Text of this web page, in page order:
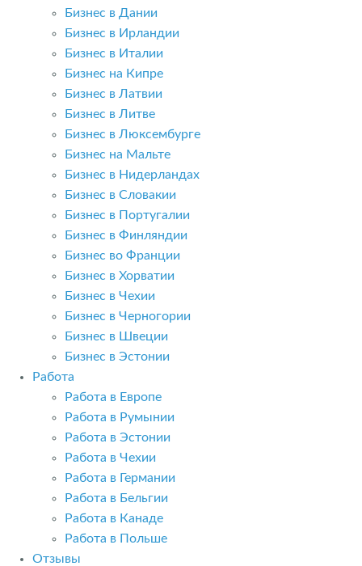
Бизнес в Дании
Бизнес в Ирландии
Бизнес в Италии
Бизнес на Кипре
Бизнес в Латвии
Бизнес в Литве
Бизнес в Люксембурге
Бизнес на Мальте
Бизнес в Нидерландах
Бизнес в Словакии
Бизнес в Португалии
Бизнес в Финляндии
Бизнес во Франции
Бизнес в Хорватии
Бизнес в Чехии
Бизнес в Черногории
Бизнес в Швеции
Бизнес в Эстонии
Работа
Работа в Европе
Работа в Румынии
Работа в Эстонии
Работа в Чехии
Работа в Германии
Работа в Бельгии
Работа в Канаде
Работа в Польше
Отзывы